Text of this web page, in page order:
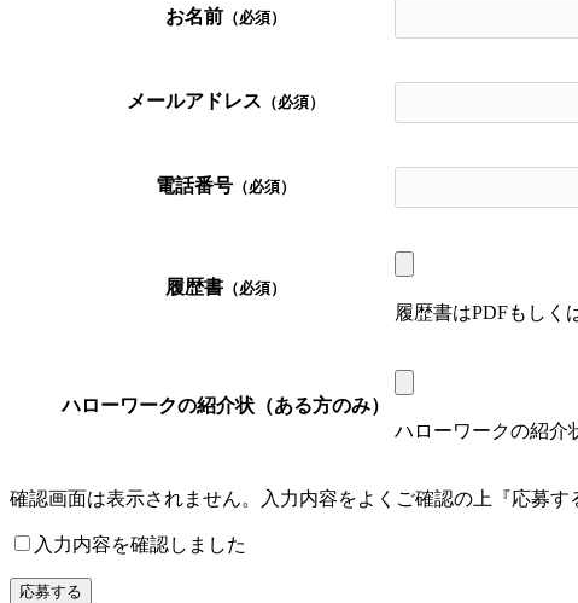
お名前 （必須）
メールアドレス （必須）
電話番号 （必須）
履歴書 （必須）
履歴書はPDFもしく
ハローワークの紹介状（ある方のみ）
ハローワークの紹介
確認画面は表示されません。入力内容をよくご確認の上『応募す
入力内容を確認しました